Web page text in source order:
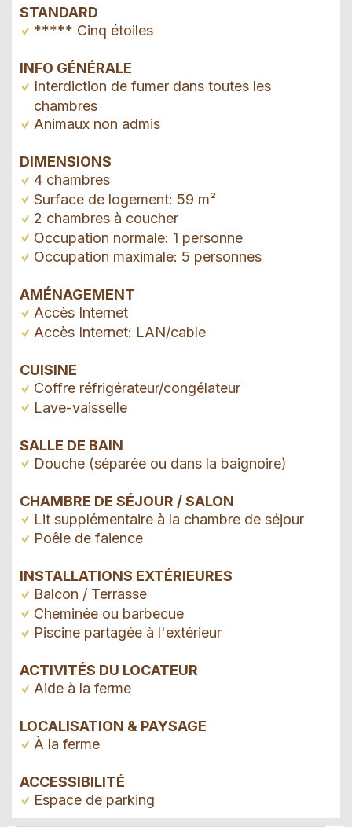
STANDARD
***** Cinq étoiles
INFO GÉNÉRALE
Interdiction de fumer dans toutes les
chambres
Animaux non admis
DIMENSIONS
4 chambres
Surface de logement: 59 m²
2 chambres à coucher
Occupation normale: 1 personne
Occupation maximale: 5 personnes
AMÉNAGEMENT
Accès Internet
Accès Internet: LAN/cable
CUISINE
Coffre réfrigérateur/congélateur
Lave-vaisselle
SALLE DE BAIN
Douche (séparée ou dans la baignoire)
CHAMBRE DE SÉJOUR / SALON
Lit supplémentaire à la chambre de séjour
Poêle de faience
INSTALLATIONS EXTÉRIEURES
Balcon / Terrasse
Cheminée ou barbecue
Piscine partagée à l'extérieur
ACTIVITÉS DU LOCATEUR
Aide à la ferme
LOCALISATION & PAYSAGE
À la ferme
ACCESSIBILITÉ
Espace de parking